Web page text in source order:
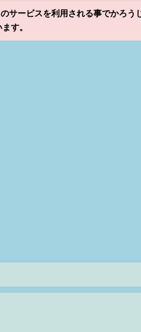
サービスを利用される事でかろ
ます。